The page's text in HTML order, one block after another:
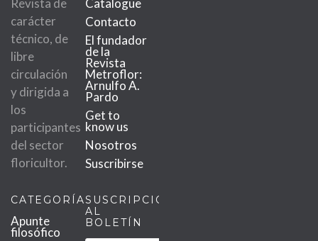
Revista de
carácter
técnico, de
libre
circulación
y dirigida a
los
participantes
del sector
floricultor.
Catalogue
Contacto
El fundador
de la
Revista
Metroflor:
Arnulfo A.
Pardo
Get to
know us
Nosotros
Suscribirse
CATEGORÍAS
Apunte
filosófico
SUSCRIPCIÓN
AL
BOLETÍN